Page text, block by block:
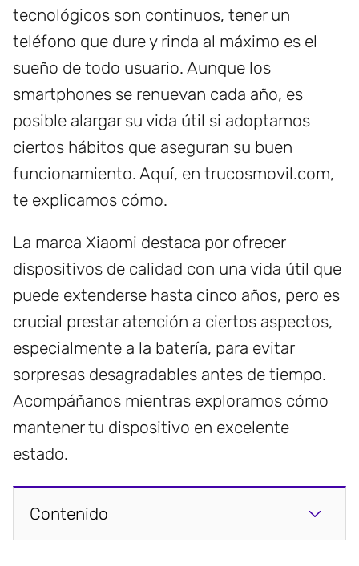
tecnológicos son continuos, tener un
teléfono que dure y rinda al máximo es el
sueño de todo usuario. Aunque los
smartphones se renuevan cada año, es
posible alargar su vida útil si adoptamos
ciertos hábitos que aseguran su buen
funcionamiento. Aquí, en trucosmovil.com,
te explicamos cómo.
La marca Xiaomi destaca por ofrecer
dispositivos de calidad con una vida útil que
puede extenderse hasta cinco años, pero es
crucial prestar atención a ciertos aspectos,
especialmente a la batería, para evitar
sorpresas desagradables antes de tiempo.
Acompáñanos mientras exploramos cómo
mantener tu dispositivo en excelente
estado.
Contenido